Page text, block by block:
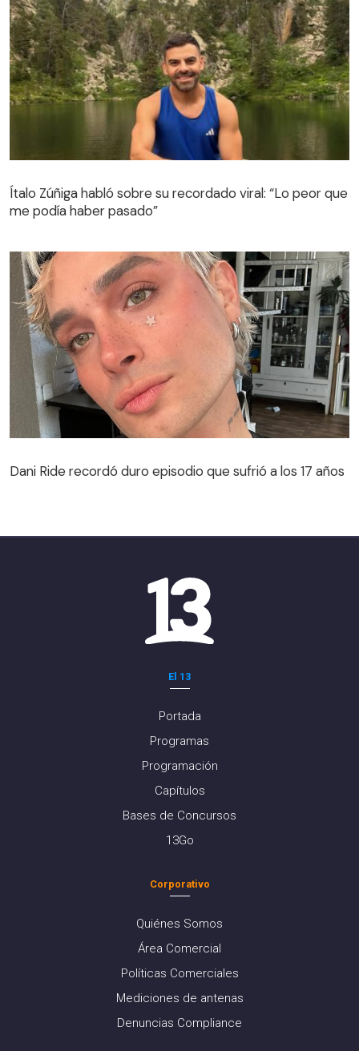
Ítalo Zúñiga habló sobre su recordado viral: “Lo peor que
me podía haber pasado”
Dani Ride recordó duro episodio que sufrió a los 17 años
El 13
Portada
Programas
Programación
Capítulos
Bases de Concursos
13Go
Corporativo
Quiénes Somos
Área Comercial
Políticas Comerciales
Mediciones de antenas
Denuncias Compliance